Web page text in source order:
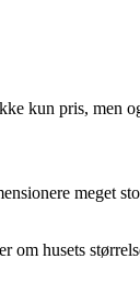
kun pris, men
husets